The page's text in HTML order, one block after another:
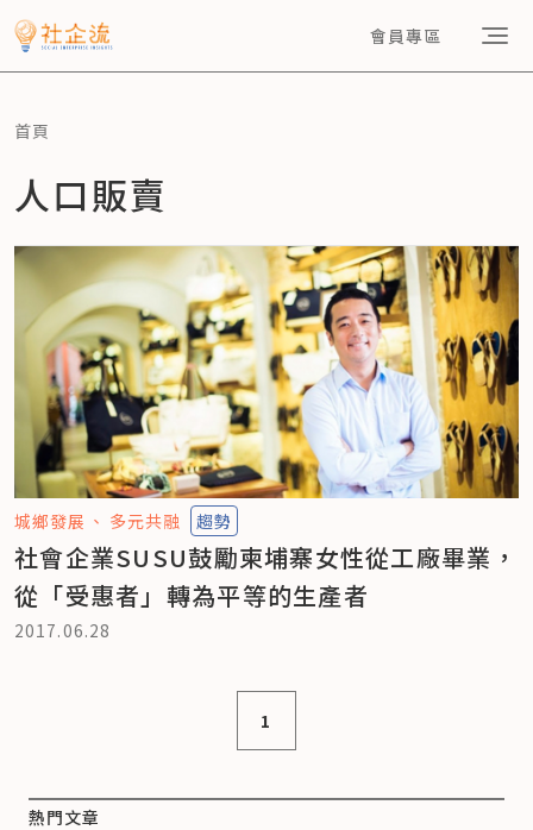
會員專區
首頁
人口販賣
城鄉發展 多元共融 趨勢
社會企業SUSU鼓勵柬埔寨女性從工廠畢業，
從「受惠者」轉為平等的生產者
2017.06.28
1
熱門文章